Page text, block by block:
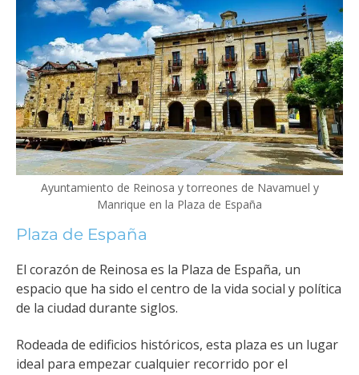
Ayuntamiento de Reinosa y torreones de Navamuel y
Manrique en la Plaza de España
Plaza de España
El corazón de Reinosa es la Plaza de España, un
espacio que ha sido el centro de la vida social y política
de la ciudad durante siglos.
Rodeada de edificios históricos, esta plaza es un lugar
ideal para empezar cualquier recorrido por el